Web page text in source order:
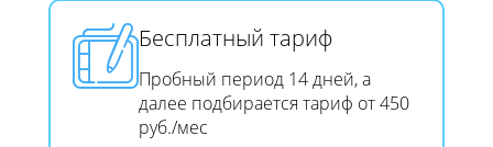
Бесплатный тариф
Пробный период 14 дней, а
далее подбирается тариф от 450
руб./мес